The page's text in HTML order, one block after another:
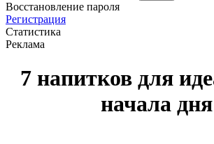
Восстановление пароля
Регистрация
Статистика
Реклама
7 напитков для
начала дня